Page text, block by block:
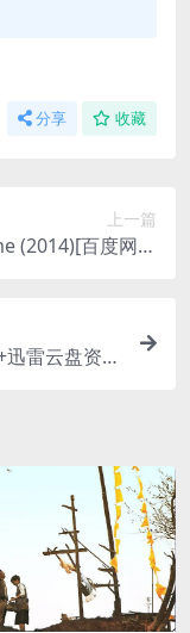
分享 收藏
上一篇
(2014)[百度网盘
雷云盘资源